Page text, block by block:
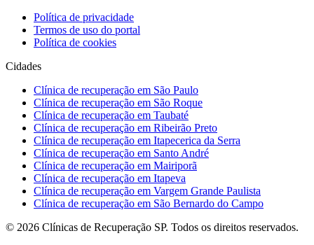
Política de privacidade
Termos de uso do portal
Política de cookies
Cidades
Clínica de recuperação em São Paulo
Clínica de recuperação em São Roque
Clínica de recuperação em Taubaté
Clínica de recuperação em Ribeirão Preto
Clínica de recuperação em Itapecerica da Serra
Clínica de recuperação em Santo André
Clínica de recuperação em Mairiporã
Clínica de recuperação em Itapeva
Clínica de recuperação em Vargem Grande Paulista
Clínica de recuperação em São Bernardo do Campo
© 2026 Clínicas de Recuperação SP. Todos os direitos reservados.